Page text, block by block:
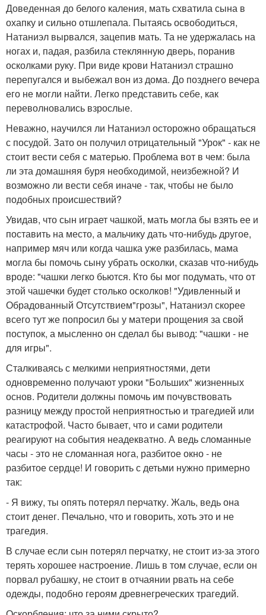
Доведенная до белого каления, мать схватила сына в
охапку и сильно отшлепала. Пытаясь освободиться,
Натаниэл вырвался, зацепив мать. Та не удержалась на
ногах и, падая, разбила стеклянную дверь, поранив
осколками руку. При виде крови Натаниэл страшно
перепугался и выбежал вон из дома. До позднего вечера
его не могли найти. Легко представить себе, как
переволновались взрослые.
Неважно, научился ли Натаниэл осторожно обращаться
с посудой. Зато он получил отрицательный "Урок" - как не
стоит вести себя с матерью. Проблема вот в чем: была
ли эта домашняя буря необходимой, неизбежной? И
возможно ли вести себя иначе - так, чтобы не было
подобных происшествий?
Увидав, что сын играет чашкой, мать могла бы взять ее и
поставить на место, а мальчику дать что-нибудь другое,
например мяч или когда чашка уже разбилась, мама
могла бы помочь сыну убрать осколки, сказав что-нибудь
вроде: "чашки легко бьются. Кто бы мог подумать, что от
этой чашечки будет столько осколков! "Удивленный и
Обрадованный Отсутствием"грозы", Натаниэл скорее
всего тут же попросил бы у матери прощения за свой
поступок, а мысленно он сделал бы вывод: "чашки - не
для игры".
Сталкиваясь с мелкими неприятностями, дети
одновременно получают уроки "Больших" жизненных
основ. Родители должны помочь им почувствовать
разницу между простой неприятностью и трагедией или
катастрофой. Часто бывает, что и сами родители
реагируют на события неадекватно. А ведь сломанные
часы - это не сломанная нога, разбитое окно - не
разбитое сердце! И говорить с детьми нужно примерно
так:
- Я вижу, ты опять потерял перчатку. Жаль, ведь она
стоит денег. Печально, что и говорить, хоть это и не
трагедия.
В случае если сын потерял перчатку, не стоит из-за этого
терять хорошее настроение. Лишь в том случае, если он
порвал рубашку, не стоит в отчаянии рвать на себе
одежды, подобно героям древнегреческих трагедий.